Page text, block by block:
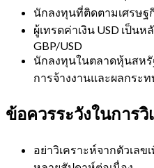
นักลงทุนที่ติดตามเศรษฐ
ผู้เทรดค่าเงิน USD เป็นห
GBP/USD
นักลงทุนในตลาดหุ้นสหรั
การจ้างงานและผลกระ
ข้อควรระวังในการวิ
อย่าวิเคราะห์จากตัวเลข